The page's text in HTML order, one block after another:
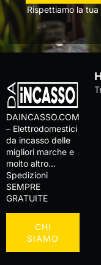
Rispettiamo la
DAINCASSO.COM
– Elettrodomestici
da incasso delle
migliori marche e
molto altro…
Spedizioni
SEMPRE
GRATUITE
CHI
SIAMO